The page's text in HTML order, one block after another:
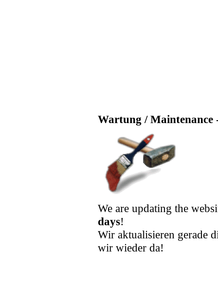
Wartung / Maintenance
We are updating the
days!
Wir aktualisieren gerade
wir wieder da!